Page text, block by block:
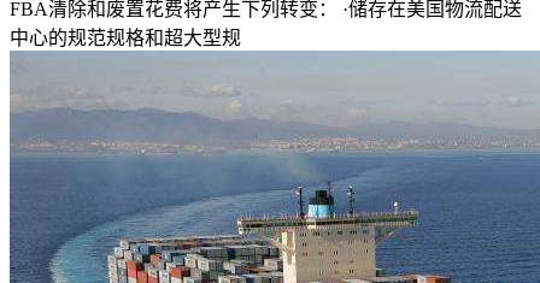
FBA清除和废置花费将产生下列转变： ·储存在美国物流配送
中心的规范规格和超大型规